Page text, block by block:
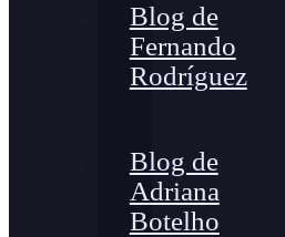
Blog de
Fernando
Rodríguez
Blog de
Adriana
Botelho